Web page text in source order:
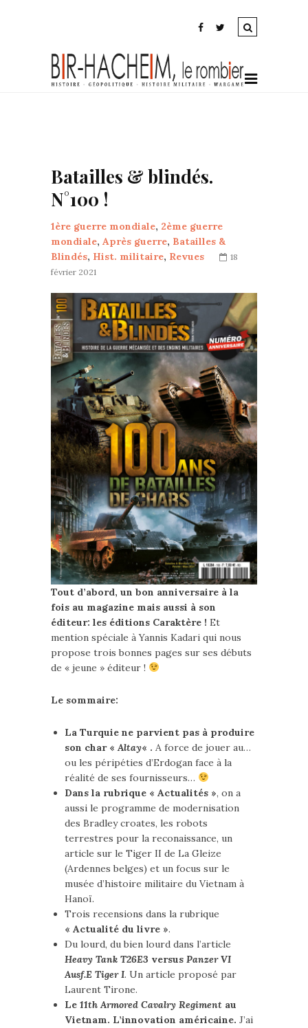
Batailles & blindés.
N°100 !
1ère guerre mondiale, 2ème guerre
mondiale, Après guerre, Batailles &
Blindés, Hist. militaire, Revues
18
février 2021
Tout d’abord, un bon anniversaire à la
fois au magazine mais aussi à son
éditeur: les éditions Caraktère ! Et
mention spéciale à Yannis Kadari qui nous
propose trois bonnes pages sur ses débuts
de « jeune » éditeur !
Le sommaire:
La Turquie ne parvient pas à produire
son char «Altay« . A force de jouer au…
ou les péripéties d’Erdogan face à la
réalité de ses fournisseurs…
Dans la rubrique « Actualités », on a
aussi le programme de modernisation
des Bradley croates, les robots
terrestres pour la reconaissance, un
article sur le Tiger II de La Gleize
(Ardennes belges) et un focus sur le
musée d’histoire militaire du Vietnam à
Hanoï.
Trois recensions dans la rubrique
« Actualité du livre ».
Du lourd, du bien lourd dans l’article
Heavy Tank T26E3 versus Panzer VI
Ausf.E Tiger I. Un article proposé par
Laurent Tirone.
Le 11th Armored Cavalry Regiment au
Vietnam. L’innovation américaine. J’ai